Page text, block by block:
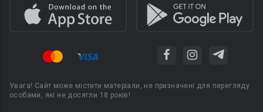
Увага! Сайт може містити матеріали, не призначені для перегляду
особами, які не досягли 18 років!